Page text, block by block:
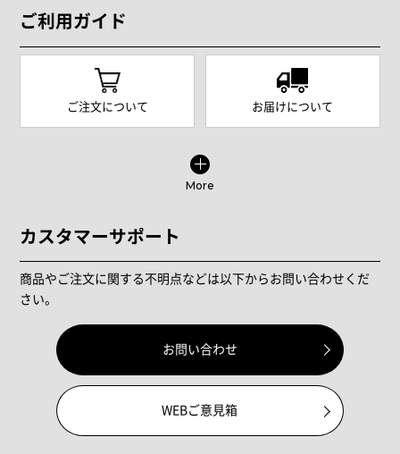
ご利用ガイド
ご注文について お届けについて
More
カスタマーサポート
商品やご注文に関する不明点などは以下からお問い合わせくだ
さい。
お問い合わせ
WEBご意見箱